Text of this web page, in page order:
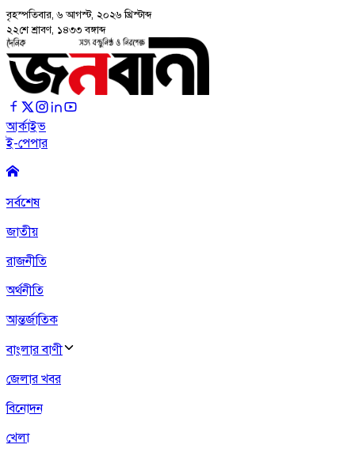
বৃহস্পতিবার, ৬ আগস্ট, ২০২৬ খ্রিস্টাব্দ
২২শে শ্রাবণ, ১৪৩৩ বঙ্গাব্দ
আর্কাইভ
ই-পেপার
সর্বশেষ
জাতীয়
রাজনীতি
অর্থনীতি
আন্তর্জাতিক
বাংলার বাণী
জেলার খবর
বিনোদন
খেলা